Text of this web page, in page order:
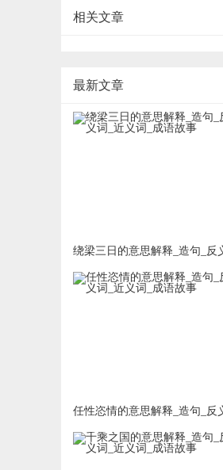
相关文章
最新文章
绕梁三日的意思解释_造句_反
词_近义词_成语故事
任性恣情的意思解释_造句_反
词_近义词_成语故事